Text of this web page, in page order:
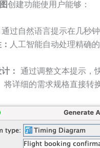
创建功能使用户能够：
通过自然语言提示在几秒
人工智能自动处理精确
： 通过调整文本提示，
将详细的需求规格直接转